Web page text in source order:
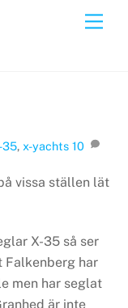
35, x-yachts 10
vissa ställen lät
X-35 så ser
Falkenberg har
men har seglat
är inte